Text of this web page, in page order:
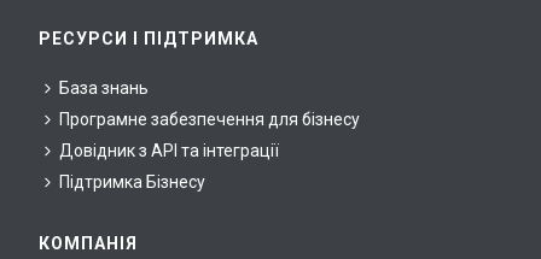
РЕСУРСИ І ПІДТРИМКА
База знань
Програмне забезпечення для бізнесу
Довідник з API та інтеграції
Підтримка Бізнесу
КОМПАНІЯ